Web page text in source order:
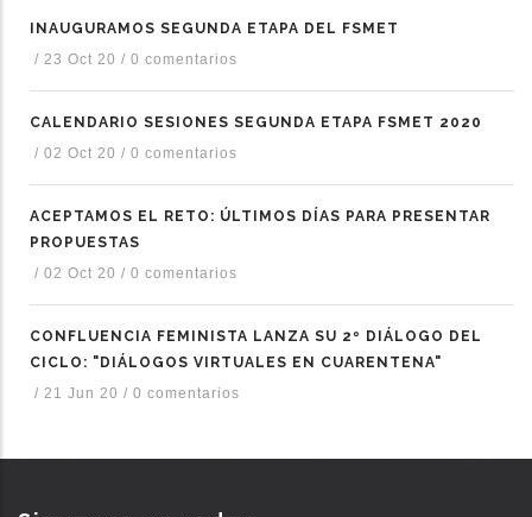
INAUGURAMOS SEGUNDA ETAPA DEL FSMET
/ 23 Oct 20 / 0 comentarios
CALENDARIO SESIONES SEGUNDA ETAPA FSMET 2020
/ 02 Oct 20 / 0 comentarios
ACEPTAMOS EL RETO: ÚLTIMOS DÍAS PARA PRESENTAR
PROPUESTAS
/ 02 Oct 20 / 0 comentarios
CONFLUENCIA FEMINISTA LANZA SU 2º DIÁLOGO DEL
CICLO: "DIÁLOGOS VIRTUALES EN CUARENTENA"
/ 21 Jun 20 / 0 comentarios